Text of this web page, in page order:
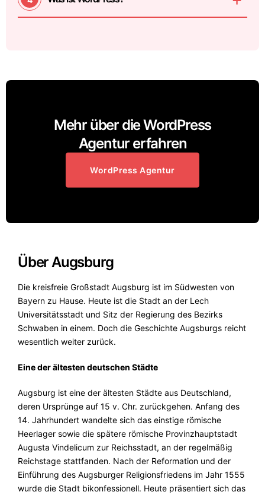
Mehr über die WordPress
Agentur erfahren
WordPress Agentur
Über Augsburg
Die kreisfreie Großstadt Augsburg ist im Südwesten von
Bayern zu Hause. Heute ist die Stadt an der Lech
Universitätsstadt und Sitz der Regierung des Bezirks
Schwaben in einem. Doch die Geschichte Augsburgs reicht
wesentlich weiter zurück.
Eine der ältesten deutschen Städte
Augsburg ist eine der ältesten Städte aus Deutschland,
deren Ursprünge auf 15 v. Chr. zurückgehen. Anfang des
14. Jahrhundert wandelte sich das einstige römische
Heerlager sowie die spätere römische Provinzhauptstadt
Augusta Vindelicum zur Reichsstadt, an der regelmäßig
Reichstage stattfanden. Nach der Reformation und der
Einführung des Augsburger Religionsfriedens im Jahr 1555
wurde die Stadt bikonfessionell. Heute präsentiert sich das